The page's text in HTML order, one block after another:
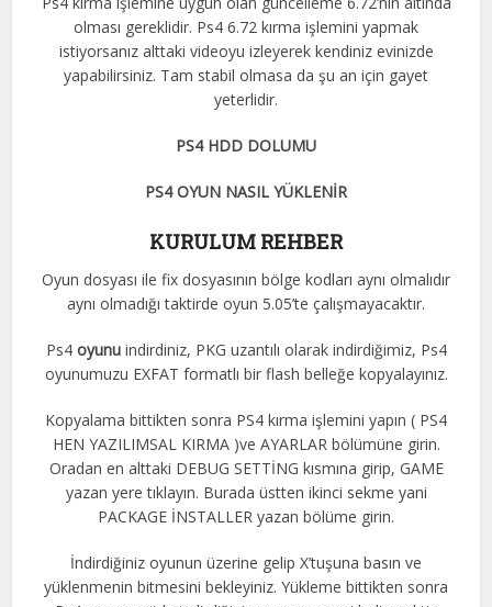
olması gereklidir. Ps4 6.72 kırma işlemini yapmak
istiyorsanız alttaki videoyu izleyerek kendiniz evinizde
yapabilirsiniz. Tam stabil olmasa da şu an için gayet
yeterlidir.
PS4 HDD DOLUMU
PS4 OYUN NASIL YÜKLENİR
KURULUM REHBER
Oyun dosyası ile fix dosyasının bölge kodları aynı olmalıdır
aynı olmadığı taktirde oyun 5.05’te çalışmayacaktır.
Ps4 oyunuindirdiniz, PKG uzantılı olarak indirdiğimiz, Ps4
oyunumuzu EXFAT formatlı bir flash belleğe kopyalayınız.
Kopyalama bittikten sonra PS4 kırma işlemini yapın ( PS4
HEN YAZILIMSAL KIRMA )ve AYARLAR bölümüne girin.
Oradan en alttaki DEBUG SETTİNG kısmına girip, GAME
yazan yere tıklayın. Burada üstten ikinci sekme yani
PACKAGE İNSTALLER yazan bölüme girin.
İndirdiğiniz oyunun üzerine gelip X’tuşuna basın ve
yüklenmenin bitmesini bekleyiniz. Yükleme bittikten sonra